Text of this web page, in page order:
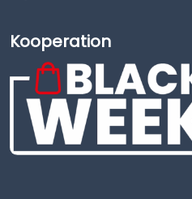
Kooperation